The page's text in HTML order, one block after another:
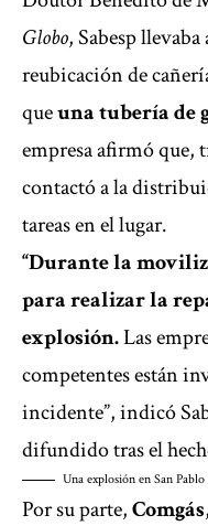
Globo, Sabesp
reubicación de
queuna tubería de
empresa afirmó que,
contactó a la
tareas en el lugar.
“Durante la
para realizar la
explosión.Las
competentes están
incidente”, indicó
difundido tras el
Una explosión en San
Por su parte,Comgás